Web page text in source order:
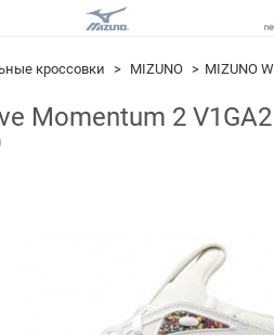
кроссовки MIZUNO MIZUNO
Momentum 2